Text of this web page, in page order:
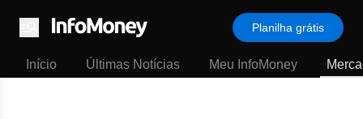
Menu
Planilha grátis
Início Últimas Notícias Meu InfoMoney